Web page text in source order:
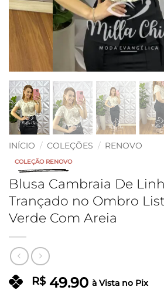
INÍCIO / COLEÇÕES / RENOVO
COLEÇÃO RENOVO
Blusa Cambraia De
Trançado no Ombro
Verde Com Areia
R$49.90 à Vista no Pix